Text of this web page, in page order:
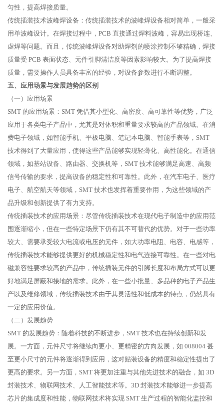
匀性，提高焊接质量。
传统插装技术波峰焊设备：传统插装技术的波峰焊设备相对简单，一般采
用单波峰设计。在焊接过程中，PCB 直接通过焊料波峰，容易出现桥连、
虚焊等问题。而且，传统波峰焊设备对助焊剂的喷涂控制不够精确，焊接
质量受 PCB 表面状态、元件引脚清洁度等因素影响较大。为了提高焊接
质量，需要操作人员具备丰富的经验，对设备参数进行不断调整。
五、应用场景与发展趋势的区别
（一）应用场景
SMT 的应用场景：SMT 凭借其小型化、高密度、高可靠性等优势，广泛
应用于各类电子产品中，尤其是对体积和重量要求较高的产品领域。在消
费电子领域，如智能手机、平板电脑、笔记本电脑、智能手表等，SMT
技术得到了大量应用，使得这些产品能够实现轻薄化、高性能化。在通信
领域，如基站设备、路由器、交换机等，SMT 技术能够满足高速、高频
信号传输的要求，提高设备的稳定性和可靠性。此外，在汽车电子、医疗
电子、航空航天等领域，SMT 技术也发挥着重要作用，为这些领域的产
品升级和创新提供了有力支持。
传统插装技术的应用场景：尽管传统插装技术在现代电子制造中的应用范
围逐渐缩小，但在一些特定场景下仍有其不可替代的优势。对于一些功率
较大、需要承受较大电流或电压的元件，如大功率电阻、电容、电感等，
传统插装技术能够提供更好的机械稳定性和电气连接可靠性。在一些对电
磁兼容性要求较高的产品中，传统插装元件的引脚长度和布局方式可以更
好地满足屏蔽和接地的需求。此外，在一些小批量、多品种的电子产品生
产以及维修领域，传统插装技术由于其灵活性和低成本的特点，仍然具有
一定的应用价值。
（二）发展趋势
SMT 的发展趋势：随着科技的不断进步，SMT 技术也在持续创新和发
展。一方面，元件尺寸将继续向更小、更精密的方向发展，如 008004 甚
至更小尺寸的元件将逐渐得到应用，这对贴装设备的精度和稳定性提出了
更高的要求。另一方面，SMT 将更加注重与其他先进技术的融合，如 3D
封装技术、物联网技术、人工智能技术等。3D 封装技术能够进一步提高
芯片的集成度和性能，物联网技术将实现 SMT 生产过程的智能化监控和